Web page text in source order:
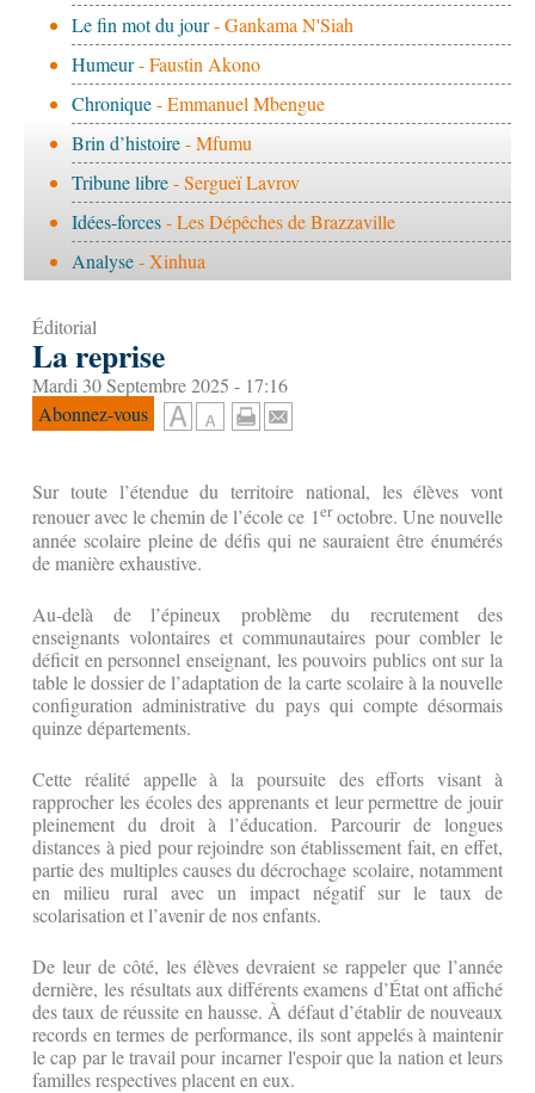
Le fin mot du jour- Gankama N'Siah
Humeur- Faustin Akono
Chronique- Emmanuel Mbengue
Brin d’histoire- Mfumu
Tribune libre- Sergueï Lavrov
Idées-forces- Les Dépêches de Brazzaville
Analyse- Xinhua
Éditorial
La reprise
Mardi 30 Septembre 2025 - 17:16
Abonnez-vous
Sur toute l’étendue du territoire national, les élèves vont
renouer avec le chemin de l’école ce 1eroctobre. Une nouvelle
année scolaire pleine de défis qui ne sauraient être énumérés
de manière exhaustive.
Au-delà de l’épineux problème du recrutement des
enseignants volontaires et communautaires pour combler le
déficit en personnel enseignant, les pouvoirs publics ont sur la
table le dossier de l’adaptation de la carte scolaire à la nouvelle
configuration administrative du pays qui compte désormais
quinze départements.
Cette réalité appelle à la poursuite des efforts visant à
rapprocher les écoles des apprenants et leur permettre de jouir
pleinement du droit à l’éducation. Parcourir de longues
distances à pied pour rejoindre son établissement fait, en effet,
partie des multiples causes du décrochage scolaire, notamment
en milieu rural avec un impact négatif sur le taux de
scolarisation et l’avenir de nos enfants.
De leur de côté, les élèves devraient se rappeler que l’année
dernière, les résultats aux différents examens d’État ont affiché
des taux de réussite en hausse. À défaut d’établir de nouveaux
records en termes de performance, ils sont appelés à maintenir
le cap par le travail pour incarner l'espoir que la nation et leurs
familles respectives placent en eux.